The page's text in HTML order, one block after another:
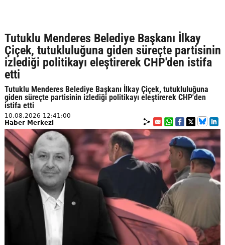
Tutuklu Menderes Belediye Başkanı İlkay
Çiçek, tutukluluğuna giden süreçte partisinin
izlediği politikayı eleştirerek CHP'den istifa
etti
Tutuklu Menderes Belediye Başkanı İlkay Çiçek, tutukluluğuna
giden süreçte partisinin izlediği politikayı eleştirerek CHP'den
istifa etti
10.08.2026 12:41:00
Haber Merkezi